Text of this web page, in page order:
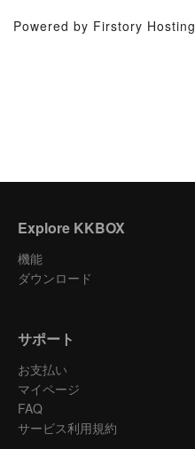
Powered by Firstory Hosting
Explore KKBOX
機能
ダウンロード
サポート
お支払い
マイページ
FAQ
サービス利用規約